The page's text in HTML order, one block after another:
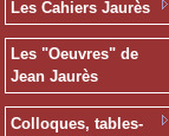
Les Cahiers Jaurès
Les "Oeuvres" de
Jean Jaurès
Colloques, tables-